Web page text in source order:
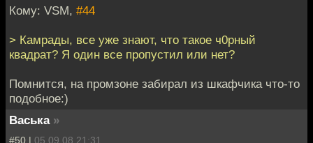
Кому: VSM, #44
> Камрады, все уже знают, что такое ч0рный
квадрат? Я один все пропустил или нет?
Помнится, на промзоне забирал из шкафчика что-то
подобное:)
Васька »
#50 | 05.09.08 21:31